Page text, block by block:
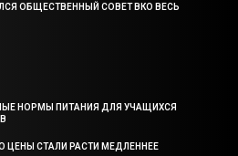
ОБЩЕСТВЕННЫЙ СОВЕТ ВКО ВЕСЬ
НОРМЫ ПИТАНИЯ ДЛЯ УЧАЩИХСЯ
ЦЕНЫ СТАЛИ РАСТИ МЕДЛЕННЕЕ